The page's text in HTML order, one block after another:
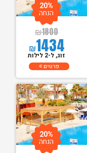
₪1800
₪1434
20%
הנחה
זוג, ל-2 לילות
פרטים
20%
הנחה